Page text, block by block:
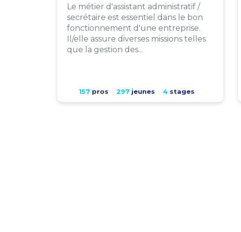
Le métier d'assistant administratif /
secrétaire est essentiel dans le bon
fonctionnement d'une entreprise.
Il/elle assure diverses missions telles
que la gestion des...
157pros 297jeunes 4stages